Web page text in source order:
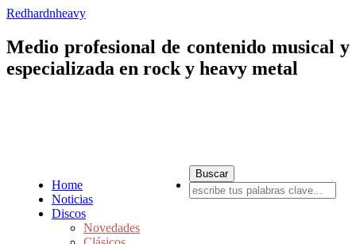
Redhardnheavy
Medio profesional de contenido musical y
especializada en rock y heavy metal
Home
Noticias
Discos
Novedades